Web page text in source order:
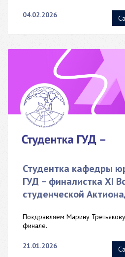
04.02.2026
Студентка кафедры
ГУД – финалистка XI
студенческой
Поздравляем Марину
финале.
21.01.2026